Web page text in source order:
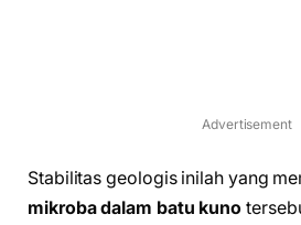
Advertisement
Stabilitas geologis inilah yang
mikroba dalam batu kuno